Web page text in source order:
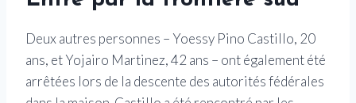
Deux autres personnes – Yoessy Pino Castillo, 20
ans, et Yojairo Martinez, 42 ans – ont également été
arrêtées lors de la descente des autorités fédérales